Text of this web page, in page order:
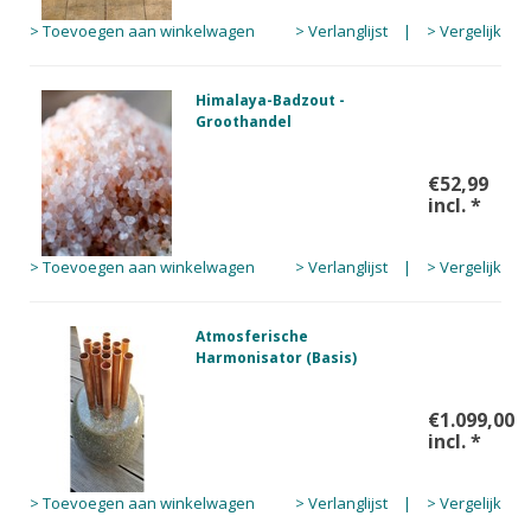
> Toevoegen aan winkelwagen > Verlanglijst | > Vergelijk
Himalaya-Badzout -
Groothandel
€52,99
incl.*
> Toevoegen aan winkelwagen > Verlanglijst | > Vergelijk
Atmosferische
Harmonisator (Basis)
€1.099,00
incl.*
> Toevoegen aan winkelwagen > Verlanglijst | > Vergelijk